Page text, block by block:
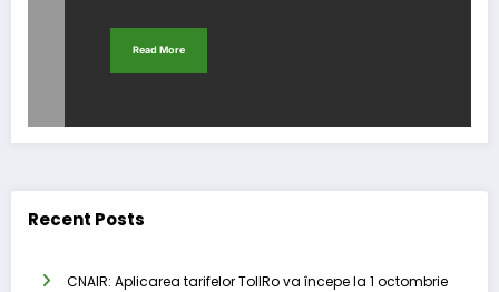
Read More
Recent Posts
CNAIR: Aplicarea tarifelor TollRo va începe la 1 octombrie